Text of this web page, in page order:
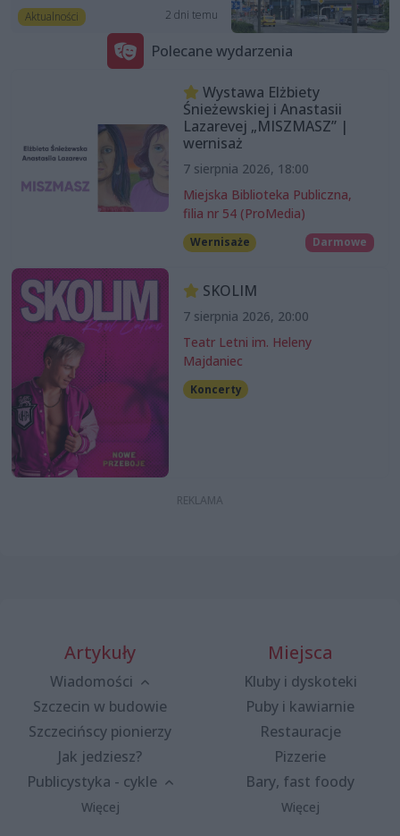
Aktualności 2 dni temu
Polecane wydarzenia
Wystawa Elżbiety
Śnieżewskiej i Anastasii
Lazarevej „MISZMASZ” |
wernisaż
7 sierpnia 2026, 18:00
Miejska Biblioteka Publiczna,
filia nr 54 (ProMedia)
Wernisaże Darmowe
SKOLIM
7 sierpnia 2026, 20:00
Teatr Letni im. Heleny
Majdaniec
Koncerty
Artykuły
Wiadomości
Szczecin w budowie
Szczecińscy pionierzy
Jak jedziesz?
Publicystyka - cykle
Więcej
Miejsca
Kluby i dyskoteki
Puby i kawiarnie
Restauracje
Pizzerie
Bary, fast foody
Więcej